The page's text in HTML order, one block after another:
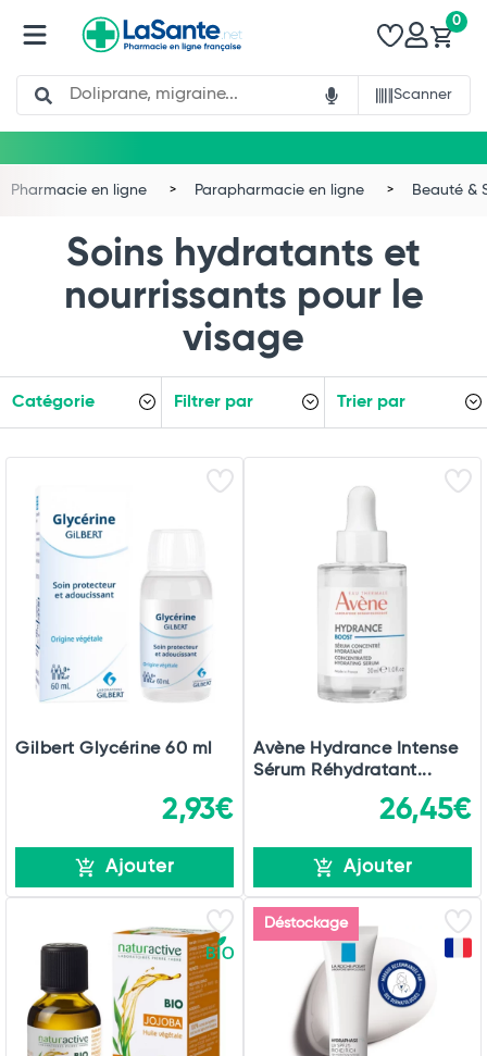
Search
Scanner
0
Total
Commander
Pharmacie en ligne Parapharmacie en ligne Beauté &
Soins hydratants et
nourrissants pour le
visage
Catégorie Filtrer par Trier par
Gilbert Glycérine 60 ml
2,93€
Ajouter
Avène Hydrance Intense
Sérum Réhydratant...
26,45€
Ajouter
Déstockage